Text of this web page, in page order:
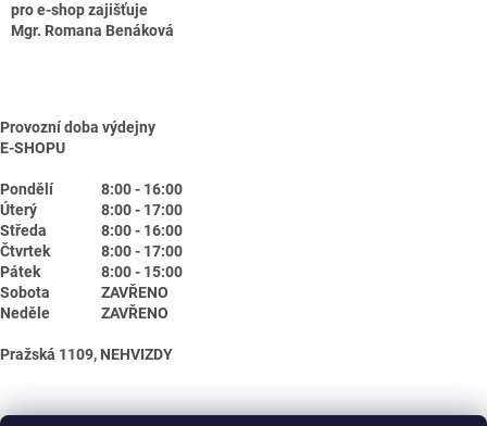
pro e-shop zajišťuje
Mgr. Romana Benáková
Provozní doba výdejny
E-SHOPU
Pondělí
8:00 - 16:00
Úterý
8:00 - 17:00
Středa
8:00 - 16:00
Čtvrtek
8:00 - 17:00
Pátek
8:00 - 15:00
Sobota
ZAVŘENO
Neděle
ZAVŘENO
Pražská 1109, NEHVIZDY